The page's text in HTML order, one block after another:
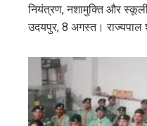
नियंत्रण, नशामुक्ति और स्कूली
उदयपुर, 8 अगस्त। राज्यपाल